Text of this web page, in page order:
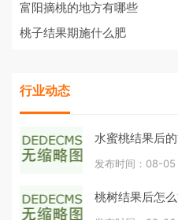
富阳摘桃的地方有哪些
桃子结果期施什么肥
行业动态
水蜜桃结果后
发布时间：08-05
桃树结果后怎